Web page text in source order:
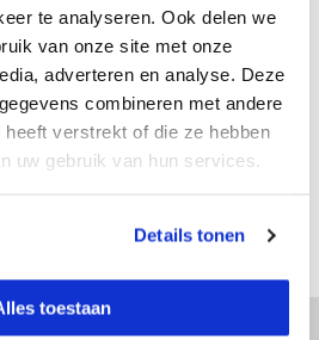
te analyseren. Ook delen we
van onze site met onze
adverteren en analyse. Deze
combineren met andere
verstrekt of die ze hebben
uw gebruik van hun services.
Details tonen
toestaan